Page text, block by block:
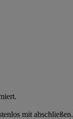
mit abschließen.